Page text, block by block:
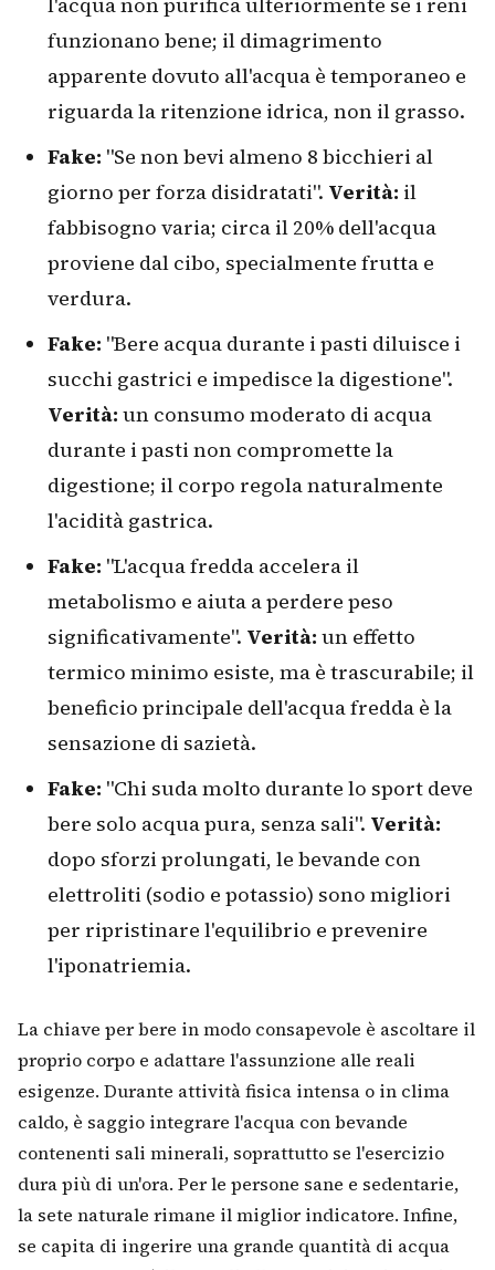
funzionano bene; il dimagrimento
apparente dovuto all'acqua è temporaneo e
riguarda la ritenzione idrica, non il grasso.
Fake: "Se non bevi almeno 8 bicchieri al
giorno per forza disidratati". Verità: il
fabbisogno varia; circa il 20% dell'acqua
proviene dal cibo, specialmente frutta e
verdura.
Fake: "Bere acqua durante i pasti diluisce i
succhi gastrici e impedisce la digestione".
Verità: un consumo moderato di acqua
durante i pasti non compromette la
digestione; il corpo regola naturalmente
l'acidità gastrica.
Fake: "L'acqua fredda accelera il
metabolismo e aiuta a perdere peso
significativamente". Verità: un effetto
termico minimo esiste, ma è trascurabile; il
beneficio principale dell'acqua fredda è la
sensazione di sazietà.
Fake: "Chi suda molto durante lo sport deve
bere solo acqua pura, senza sali". Verità:
dopo sforzi prolungati, le bevande con
elettroliti (sodio e potassio) sono migliori
per ripristinare l'equilibrio e prevenire
l'iponatriemia.
La chiave per bere in modo consapevole è ascoltare il
proprio corpo e adattare l'assunzione alle reali
esigenze. Durante attività fisica intensa o in clima
caldo, è saggio integrare l'acqua con bevande
contenenti sali minerali, soprattutto se l'esercizio
dura più di un'ora. Per le persone sane e sedentarie,
la sete naturale rimane il miglior indicatore. Infine,
se capita di ingerire una grande quantità di acqua